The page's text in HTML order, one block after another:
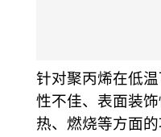
针对聚丙烯在低
性不佳、表面装饰
热、燃烧等方面